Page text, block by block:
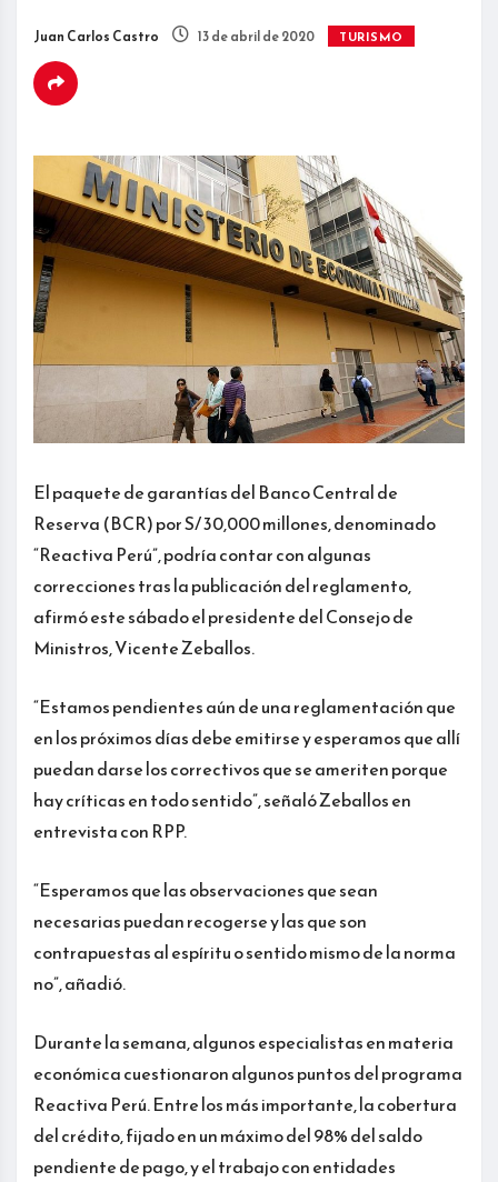
Juan Carlos Castro 13 de abril de 2020 TURISMO
El paquete de garantías del Banco Central de
Reserva (BCR) por S/ 30,000 millones, denominado
“Reactiva Perú”, podría contar con algunas
correcciones tras la publicación del reglamento,
afirmó este sábado el presidente del Consejo de
Ministros, Vicente Zeballos.
“Estamos pendientes aún de una reglamentación que
en los próximos días debe emitirse y esperamos que allí
puedan darse los correctivos que se ameriten porque
hay críticas en todo sentido”, señaló Zeballos en
entrevista con RPP.
“Esperamos que las observaciones que sean
necesarias puedan recogerse y las que son
contrapuestas al espíritu o sentido mismo de la norma
no”, añadió.
Durante la semana, algunos especialistas en materia
económica cuestionaron algunos puntos del programa
Reactiva Perú. Entre los más importante, la cobertura
del crédito, fijado en un máximo del 98% del saldo
pendiente de pago, y el trabajo con entidades